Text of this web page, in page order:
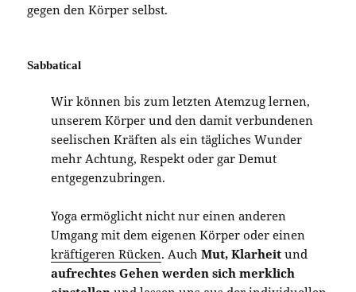
gegen den Körper selbst.
Sabbatical
Wir können bis zum letzten Atemzug lernen,
unserem Körper und den damit verbundenen
seelischen Kräften als ein tägliches Wunder
mehr Achtung, Respekt oder gar Demut
entgegenzubringen.
Yoga ermöglicht nicht nur einen anderen
Umgang mit dem eigenen Körper oder einen
kräftigeren Rücken. AuchMut, Klarheit und
aufrechtes Gehen werden sich merklich